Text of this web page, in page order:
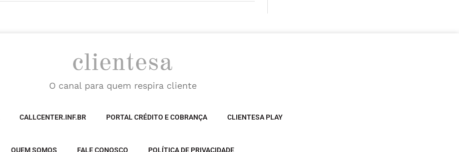
O canal para quem respira cliente
CALLCENTER.INF.BR PORTAL CRÉDITO E COBRANÇA CLIENTESA PLAY
QUEM SOMOS FALE CONOSCO POLÍTICA DE PRIVACIDADE